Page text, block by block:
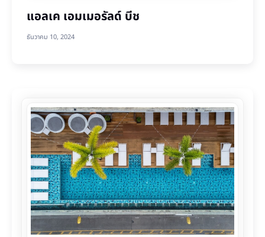
แอลเค เอมเมอรัลด์ บีช
ธันวาคม 10, 2024